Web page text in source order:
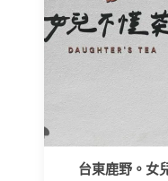
台東鹿野。女